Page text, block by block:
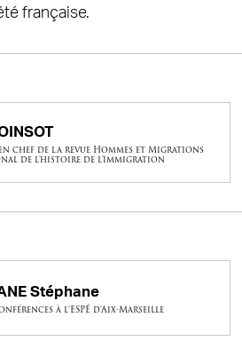
française.
chef de la revue Hommes et Migrations
de l'histoire de l'immigration
Stéphane
à l'ESPÉ d'Aix-Marseille